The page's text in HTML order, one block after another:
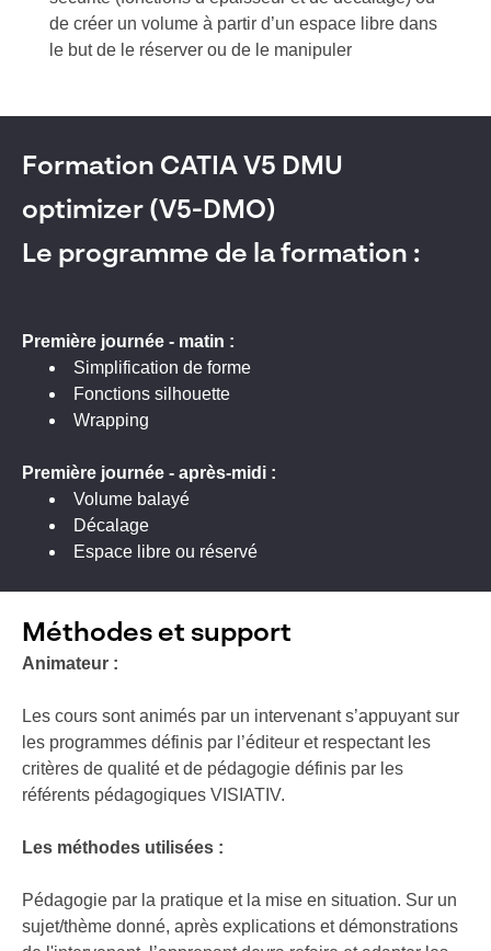
de créer un volume à partir d’un espace libre dans
le but de le réserver ou de le manipuler
Formation CATIA V5 DMU
optimizer (V5-DMO)
Le programme de la formation :
Première journée - matin :
Simplification de forme
Fonctions silhouette
Wrapping
Première journée - après-midi :
Volume balayé
Décalage
Espace libre ou réservé
Méthodes et support
Animateur :
Les cours sont animés par un intervenant s’appuyant sur
les programmes définis par l’éditeur et respectant les
critères de qualité et de pédagogie définis par les
référents pédagogiques VISIATIV.
Les méthodes utilisées :
Pédagogie par la pratique et la mise en situation. Sur un
sujet/thème donné, après explications et démonstrations